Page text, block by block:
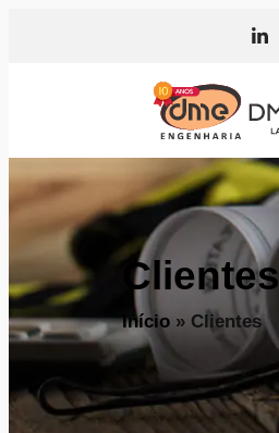
Clientes
Início » Clientes